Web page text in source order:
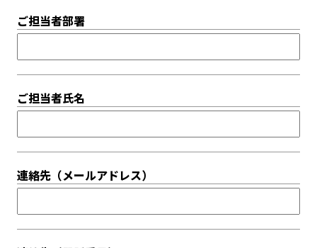
ご担当者部署
ご担当者氏名
連絡先（メールアドレス）